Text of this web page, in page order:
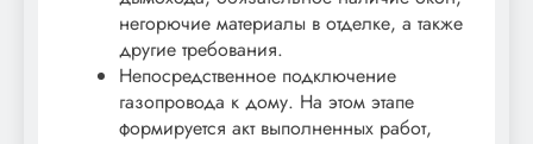
негорючие материалы в отделке, а также
другие требования.
Непосредственное подключение
газопровода к дому. На этом этапе
формируется акт выполненных работ,